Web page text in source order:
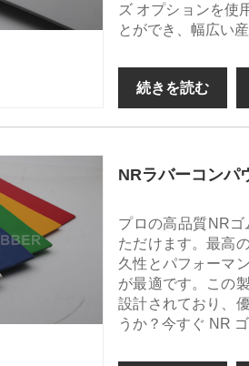
ズ オプションを使
とができ、幅広い
続きを読む
NRラバーコンパ
プロの高品質NR
ただけます。最高
久性とパフォーマ
が最適です。この
設計されており、
うか？今すぐ NR